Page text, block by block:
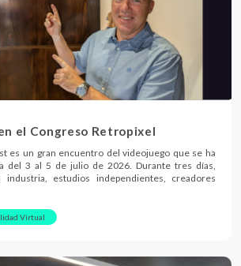
el Congreso Retropixel
es un gran encuentro del videojuego que se ha
del 3 al 5 de julio de 2026. Durante tres días,
estudios independientes, creadores
Virtual